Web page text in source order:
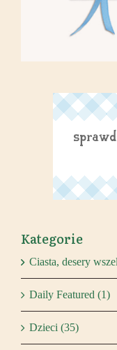
Kategorie
Ciasta, desery
Daily Featured (1)
Dzieci (35)